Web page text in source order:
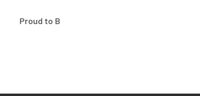
Proud to B